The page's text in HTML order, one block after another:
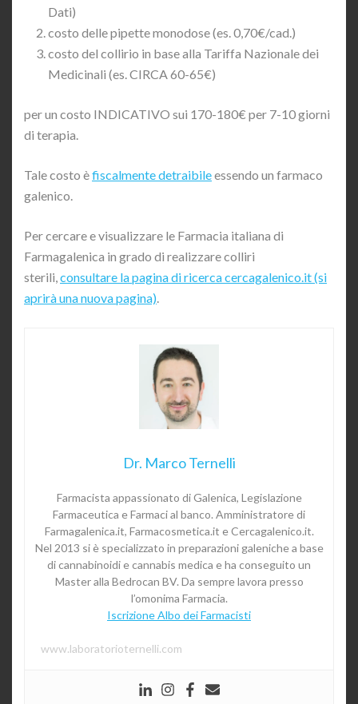
Dati)
costo delle pipette monodose (es. 0,70€/cad.)
costo del collirio in base alla Tariffa Nazionale dei
Medicinali (es. CIRCA 60-65€)
per un costo INDICATIVO sui 170-180€ per 7-10 giorni
di terapia.
Tale costo èfiscalmente detraibileessendo un farmaco
galenico.
Per cercare e visualizzare le Farmacia italiana di
Farmagalenica in grado di realizzare colliri
sterili,consultare la pagina di ricerca cercagalenico.it (si
aprirà una nuova pagina).
Dr. Marco Ternelli
Farmacista appassionato di Galenica, Legislazione
Farmaceutica e Farmaci al banco. Amministratore di
Farmagalenica.it, Farmacosmetica.it e Cercagalenico.it.
Nel 2013 si è specializzato in preparazioni galeniche a base
di cannabinoidi e cannabis medica e ha conseguito un
Master alla Bedrocan BV. Da sempre lavora presso
l’omonima Farmacia.
Iscrizione Albo dei Farmacisti
www.laboratorioternelli.com